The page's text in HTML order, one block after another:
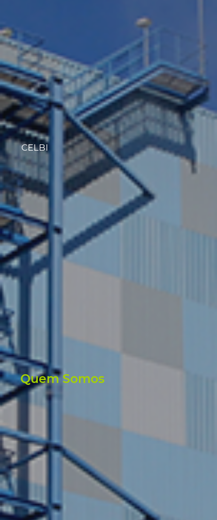
CELBI
Quem Somos